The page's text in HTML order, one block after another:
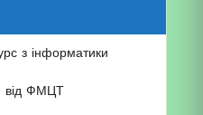
з інформатики
від ФМЦТ